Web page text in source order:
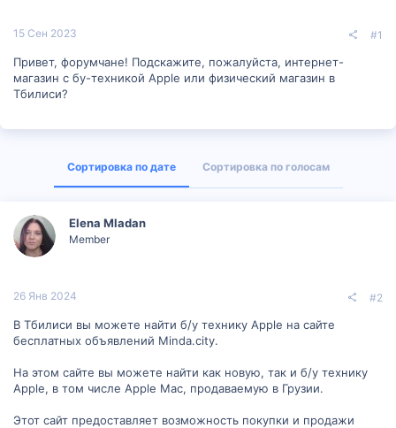
15 Сен 2023 #1
Привет, форумчане! Подскажите, пожалуйста, интернет-
магазин с бу-техникой Apple или физический магазин в
Тбилиси?
Сортировка по дате Сортировка по голосам
Elena Mladan
Member
26 Янв 2024 #2
В Тбилиси вы можете найти б/у технику Apple на сайте
бесплатных объявлений Minda.city.
На этом сайте вы можете найти как новую, так и б/у технику
Apple, в том числе Apple Mac, продаваемую в Грузии.
Этот сайт предоставляет возможность покупки и продажи